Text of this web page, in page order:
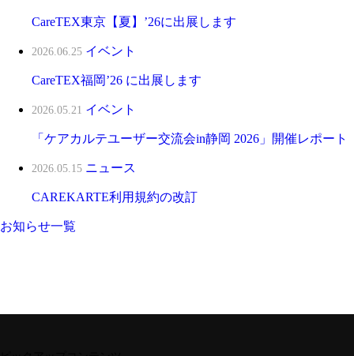
CareTEX東京【夏】’26に出展します
2026.06.25 イベント
CareTEX福岡’26 に出展します
2026.05.21 イベント
「ケアカルテユーザー交流会in静岡 2026」開催レポート
2026.05.15 ニュース
CAREKARTE利用規約の改訂
お知らせ一覧